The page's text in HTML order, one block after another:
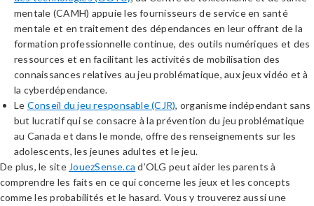
mentale (CAMH) appuie les fournisseurs de service en santé
mentale et en traitement des dépendances en leur offrant de la
formation professionnelle continue, des outils numériques et des
ressources et en facilitant les activités de mobilisation des
connaissances relatives au jeu problématique, aux jeux vidéo et à
la cyberdépendance.
Le Conseil du jeu responsable (CJR), organisme indépendant sans
but lucratif qui se consacre à la prévention du jeu problématique
au Canada et dans le monde, offre des renseignements sur les
adolescents, les jeunes adultes et le jeu.
De plus, le site JouezSense.ca d’OLG peut aider les parents à
comprendre les faits en ce qui concerne les jeux et les concepts
comme les probabilités et le hasard. Vous y trouverez aussi une